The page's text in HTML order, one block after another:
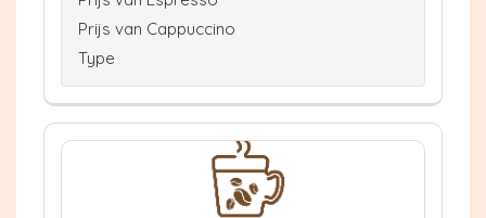
Prijs van Cappuccino
Type